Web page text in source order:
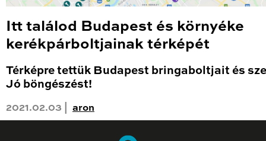
Itt találod Budapest és környéke
kerékpárboltjainak térképét
Térképre tettük Budapest bringaboltjait és
Jó böngészést!
2021.02.03 | aron